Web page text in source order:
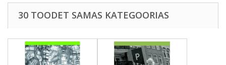
30 TOODET SAMAS KATEGOORIAS